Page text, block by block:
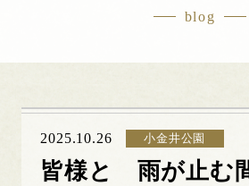
blog
2025.10.26 小金井公園
皆様と 雨が止む